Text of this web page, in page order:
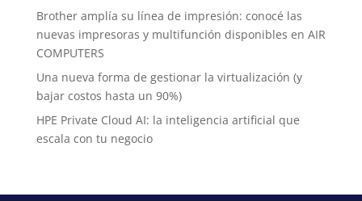
Brother amplía su línea de impresión: conocé las
nuevas impresoras y multifunción disponibles en AIR
COMPUTERS
Una nueva forma de gestionar la virtualización (y
bajar costos hasta un 90%)
HPE Private Cloud AI: la inteligencia artificial que
escala con tu negocio